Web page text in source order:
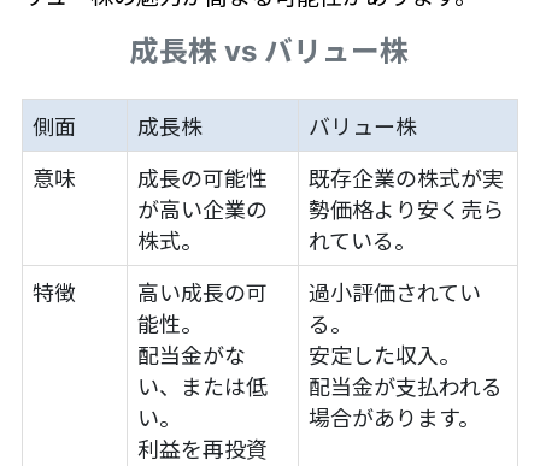
成長株 vs バリュー株
側面 成長株 バリュー株
意味
成長の可能性
が高い企業の
株式。
既存企業の株式が実
勢価格より安く売ら
れている。
特徴
高い成長の可
能性。
配当金がな
い、または低
い。
利益を再投資
過小評価されてい
る。
安定した収入。
配当金が支払われる
場合があります。